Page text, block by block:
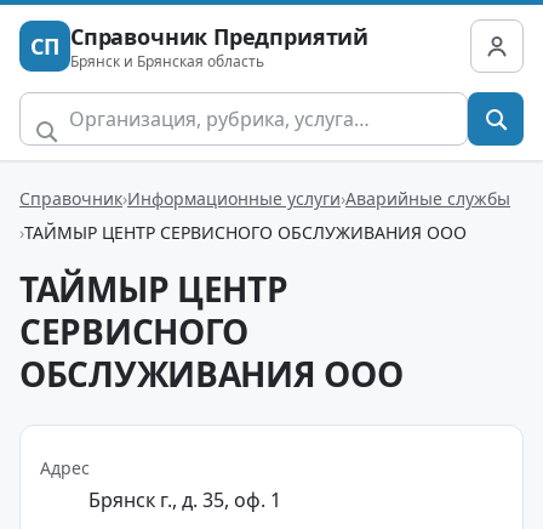
СП Справочник Предприятий
Брянск и Брянская область
Справочник Информационные услуги Аварийные службы
ТАЙМЫР ЦЕНТР СЕРВИСНОГО ОБСЛУЖИВАНИЯ ООО
ТАЙМЫР ЦЕНТР
СЕРВИСНОГО
ОБСЛУЖИВАНИЯ ООО
Адрес
Брянск г., д. 35, оф. 1